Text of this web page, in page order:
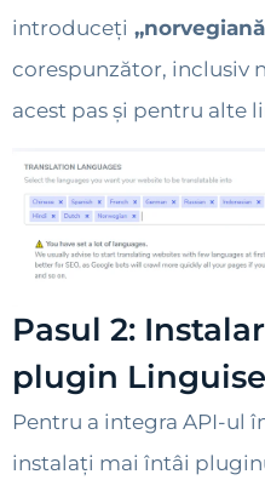
introduceți
corespunzător, inclusiv
acest pas și pentru alte
Pasul 2:
plugin Linguise
Pentru a integra API-ul
instalați mai întâi